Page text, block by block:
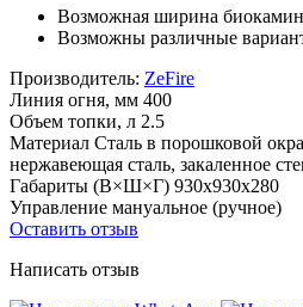
Возможная ширина
Возможны различные
Производитель: ZeFire
Линия огня, мм 400
Объем топки, л 2.5
Материал Сталь в порошковой
нержавеющая сталь, закаленное
Габариты (В×Ш×Г) 930х930х280
Управление мануальное (ручное)
Оставить отзыв
Написать отзыв